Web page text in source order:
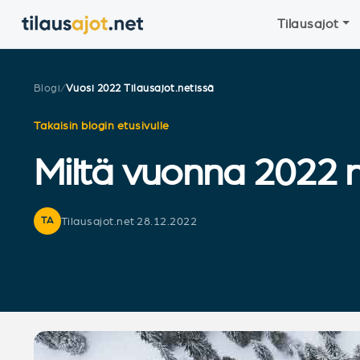
Tilausajot
Blogi/Vuosi 2022 Tilausajot.netissä
Takaisin blogin etusivulle
Miltä vuonna 2022
TA Tilausajot.net·28.12.2022